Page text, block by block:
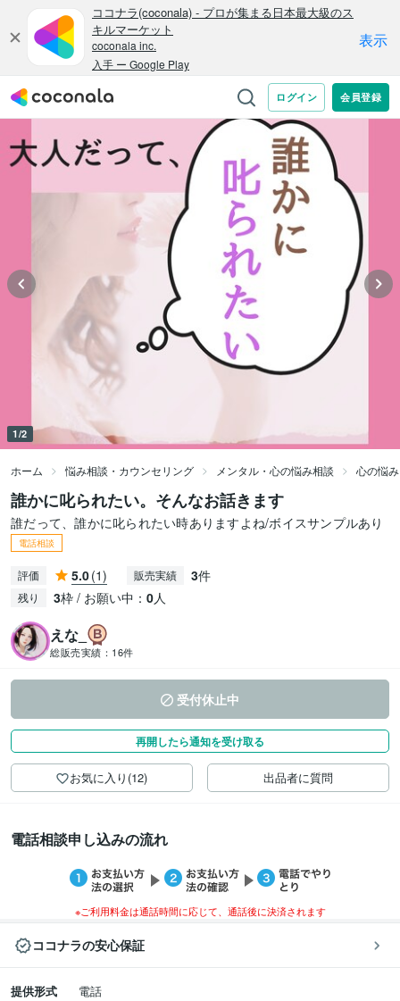
1/2
ホーム 悩み相談・カウンセリング メンタル・心の悩み相談 心の悩
誰かに叱られたい。そんなお話きます
誰だって、誰かに叱られたい時ありますよね/ボイスサンプルあり
電話相談
評価 5.0(1) 販売実績 3件
残り 3枠 / お願い中： 0人
えな_
総販売実績： 16件
受付休止中
再開したら通知を受け取る
お気に入り(12) 出品者に質問
電話相談申し込みの流れ
※ご利用料金は通話時間に応じて、通話後に決済されます
ココナラの安心保証
提供形式
電話